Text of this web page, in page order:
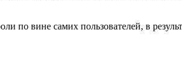
по вине самих пользователей, в